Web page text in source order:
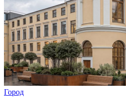
Город